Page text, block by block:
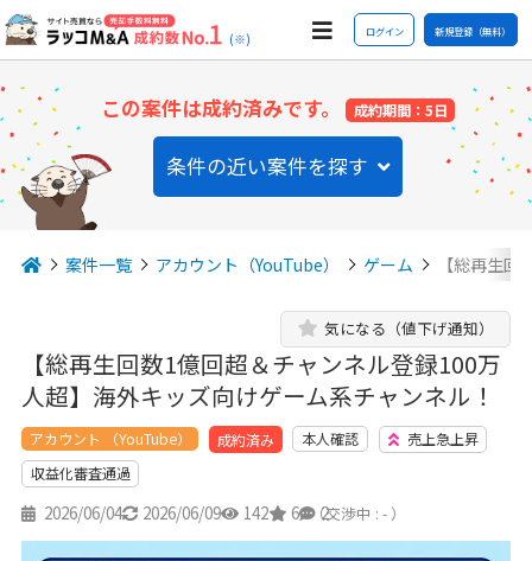
(※) ログイン 新規登録（無料）
この案件は成約済みです。 成約期間：5日
条件の近い案件を探す
案件一覧 アカウント（YouTube） ゲーム 【総再生
【総再生回数1億回超＆チャンネル登録100万
人超】海外キッズ向けゲーム系チャンネル！
気になる（値下げ通知）
アカウント （YouTube） 成約済み 本人確認
売上急上昇
収益化審査通過
2026/06/04 2026/06/09 142 6 2
（交渉中 : - ）